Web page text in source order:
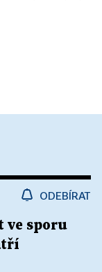
ODEBÍRAT
ve sporu